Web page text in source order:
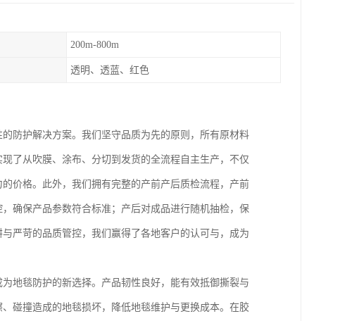
200m-800m
透明、透蓝、红色
防护解决方案。我们坚守品质为先的原则，所有原材料
了从吹膜、涂布、分切到发货的全流程自主生产，不仅
价格。此外，我们拥有完整的产前产后质检流程，产前
确保产品参数符合标准；产后对成品进行随机抽检，保
严苛的品质管控，我们赢得了各地客户的认可与，成为
地毯防护的新选择。产品韧性良好，能有效抵御撕裂与
碰撞造成的地毯损坏，降低地毯维护与更换成本。在胶